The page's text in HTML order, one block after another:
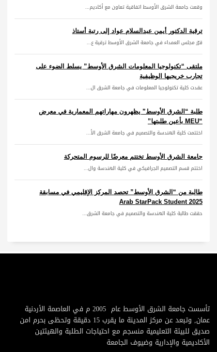
وقعت جامعة الشرق الأوسط اتفاقية تعاون مع أكاديم...
ترقية الدكتور أيمن عبدالسلام عواد إلى رتبة أستاذ
قرّر مجلس العمداء في جامعة الشرق الأوسط ترقية ع...
ملتقى “تكنولوجيا المعلومات الشرق الأوسط” يسلط الضوء على
تجارب خريجيها الوظيفية
عقدت كلية تكنولوجيا المعلومات في جامعة الشرق ال...
طلبة “الشرق الأوسط” يظهرون مهاراتهم المعمارية في معرض
“MEU بأعين طلبتها”
اختتمت كلية الهندسة والتصميم في جامعة الشرق الأ...
جامعة الشرق الأوسط تختتم معرضًا للرسوم المتحركة
اختتم قسم التصميم الجرافيكي في كلية الهندسة وال...
طالبة من “الشرق الأوسط” تحصد المركز الإقليمي في مسابقة
Arab StarPack Student 2025
حققت طالبة كلية الهندسة والتصميم في جامعة الشرق...
تأسست جامعة الشرق الأوسط عام 2005 م في العاصمة الأردنية
عمان, وتبعد عن مركز المدينة ما يقرب 15 دقيقة وتحظى بحرم امن
صديق للبيئة التعليمية منسجم مع احتياجات الطلبة والهيئتين
الأكاديمية والإدارية وضيوف الجامعة